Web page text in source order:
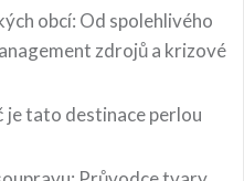
obcí: Od spolehlivého
zdrojů a krizové
je tato destinace perlou